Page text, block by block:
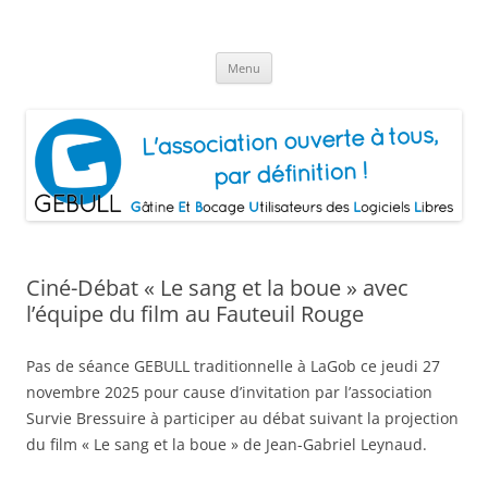
Logiciels Libres
Menu
Ciné-Débat « Le sang et la boue » avec
l’équipe du film au Fauteuil Rouge
Pas de séance GEBULL traditionnelle à LaGob ce jeudi 27
novembre 2025 pour cause d’invitation par l’association
Survie Bressuire à participer au débat suivant la projection
du film « Le sang et la boue » de Jean-Gabriel Leynaud.